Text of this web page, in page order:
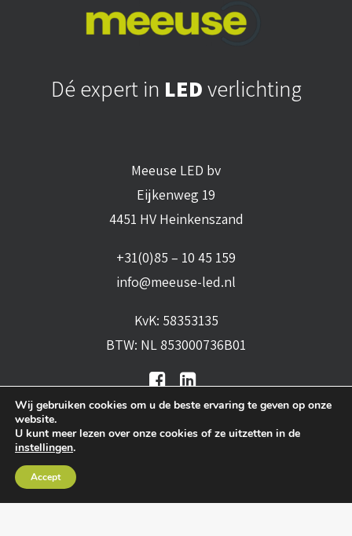
Dé expert in LEDverlichting
Meeuse LED bv
Eijkenweg 19
4451 HV Heinkenszand
+31(0)85 – 10 45 159
info@meeuse-led.nl
KvK: 58353135
BTW: NL 853000736B01
leveringsvoorwaarden
Wij gebruiken cookies om u de beste ervaring te geven op onze
website.
U kunt meer lezen over onze cookies of ze uitzetten in de
instellingen.
Accept